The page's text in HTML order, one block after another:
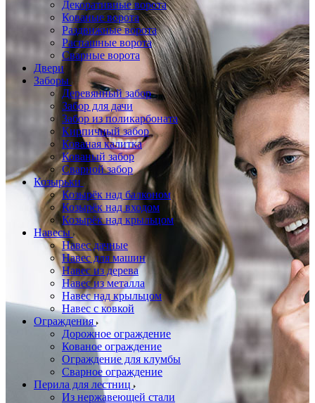
Декоративные ворота
Кованые ворота
Раздвижные ворота
Распашные ворота
Сварные ворота
Двери
Заборы
Деревянный забор
Забор для дачи
Забор из поликарбоната
Кирпичный забор
Кованая калитка
Кованый забор
Сварной забор
Козырьки
Козырёк над балконом
Козырёк над входом
Козырёк над крыльцом
Навесы
Навес дачные
Навес для машин
Навес из дерева
Навес из металла
Навес над крыльцом
Навес с ковкой
Ограждения
Дорожное ограждение
Кованое ограждение
Ограждение для клумбы
Сварное ограждение
Перила для лестниц
Из нержавеющей стали